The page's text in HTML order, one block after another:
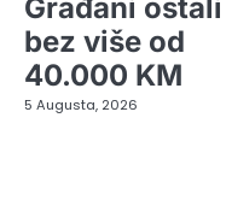
Građani ostali
bez više od
40.000 KM
5 Augusta, 2026